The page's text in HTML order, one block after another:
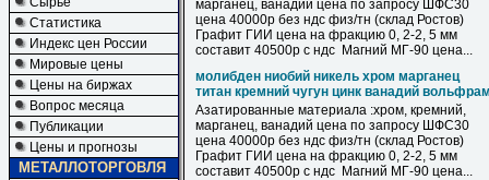
Статистика
Индекс цен России
Мировые цены
Цены на биржах
Вопрос месяца
Публикации
Цены и прогнозы
МЕТАЛЛОТОРГОВЛЯ
марганец, ванадий цена по запросу ШФС30
цена 40000р без ндс физ/тн (склад Ростов)
Графит ГИИ цена на фракцию 0, 2-2, 5 мм
составит 40500р с ндс Магний МГ-90 цена...
молибден ниобий никель хром марганец
титан кремний чугун цинк ванадий
Азатированные материала :хром, кремний,
марганец, ванадий цена по запросу ШФС30
цена 40000р без ндс физ/тн (склад Ростов)
Графит ГИИ цена на фракцию 0, 2-2, 5 мм
составит 40500р с ндс Магний МГ-90 цена...